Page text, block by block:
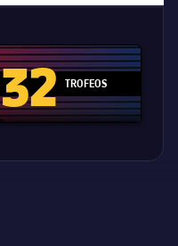
Copa del Rey
32 TROFEOS